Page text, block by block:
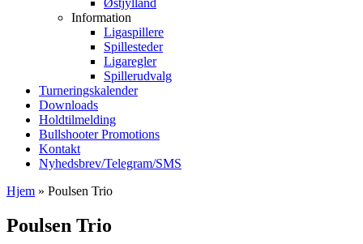
Østjylland
Information
Ligaspillere
Spillesteder
Ligaregler
Spillerudvalg
Turneringskalender
Downloads
Holdtilmelding
Bullshooter Promotions
Kontakt
Nyhedsbrev/Telegram/SMS
Hjem » Poulsen Trio
Poulsen Trio